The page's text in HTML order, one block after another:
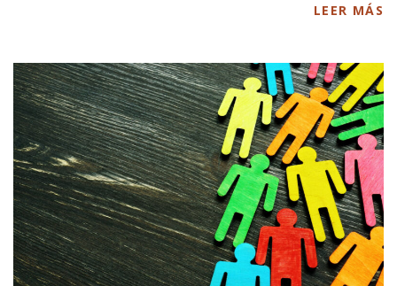
LEER MÁS